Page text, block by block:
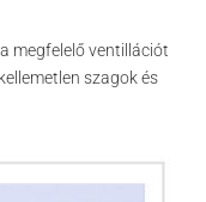
megfelelő ventillációt
szagok és